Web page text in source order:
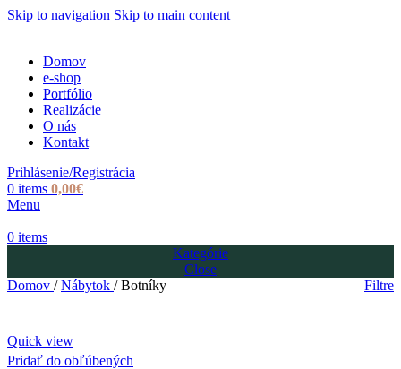
Skip to navigation Skip to main content
Domov
e-shop
Portfólio
Realizácie
O nás
Kontakt
Prihlásenie/Registrácia
0 items 0,00€
Menu
0 items
Kategórie
Close
Domov / Nábytok / Botníky Filtre
Quick view
Pridať do obľúbených